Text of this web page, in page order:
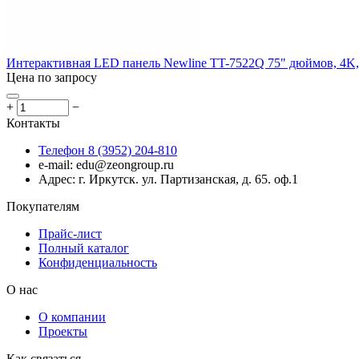
Интерактивная LED панель Newline TT-7522Q 75" дюймов,
Цена по запросу
+
−
Контакты
Телефон 8 (3952) 204-810
e-mail: edu@zeongroup.ru
Адрес: г. Иркутск. ул. Партизанская, д. 65. оф.1
Покупателям
Прайс-лист
Полный каталог
Конфиденциальность
О нас
О компании
Проекты